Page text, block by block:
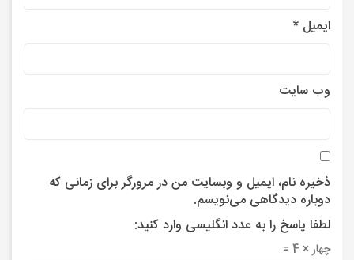
ایمیل *
وب‌ سایت
ذخیره نام، ایمیل و وبسایت من در مرورگر برای زمانی که
دوباره دیدگاهی می‌نویسم.
لطفا پاسخ را به عدد انگلیسی وارد کنید:
چهار × 4 =